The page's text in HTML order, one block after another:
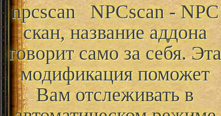
npcscanNPCscan - NPC
скан, название аддона
говорит само за себя. Эта
модификация поможет
Вам отслеживать в